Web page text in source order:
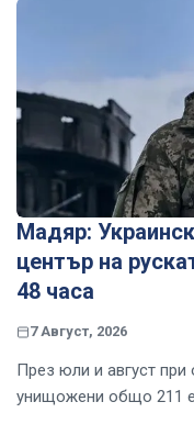
Мадяр:
център на
48 часа
7 Август, 2026
През юли и август
унищожени общо 211